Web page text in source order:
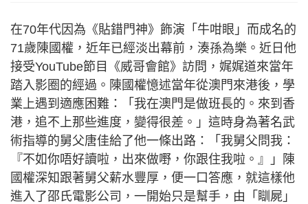
在70年代因為《貼錯門神》飾演「牛咁眼」而成名的
71歲陳國權，近年已經淡出幕前，湊孫為樂。近日他
接受YouTube節目《威哥會館》訪問，娓娓道來當年
踏入影圈的經過。陳國權憶述當年從澳門來港後，學
業上遇到適應困難：「我在澳門是做班長的。來到香
港，追不上那些進度，變得很差。」這時身為著名武
術指導的舅父唐佳給了他一條出路：「我舅父問我：
『不如你唔好讀啦，出來做嘢，你跟住我啦。』」陳
國權深知跟著舅父薪水豐厚，便一口答應，就這樣他
進入了邵氏電影公司，一開始只是幫手，由「瞓屍」